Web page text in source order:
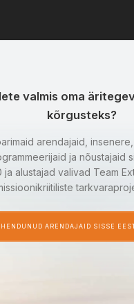
valmis oma
kõrgusteks?
arendajaid,
ja nõustajaid
ja alustajad valivad Team
ARENDAJAID SISSE